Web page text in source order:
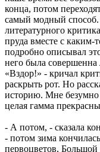
конца, потом
самый модный способ.
литературного
пруда вместе с
подробно описывал
него была
«Вздор!» - кричал
раскрыть рот. Но
историю. Мне
целая гамма
- А потом, - сказала
- потом зима
первоцветов,